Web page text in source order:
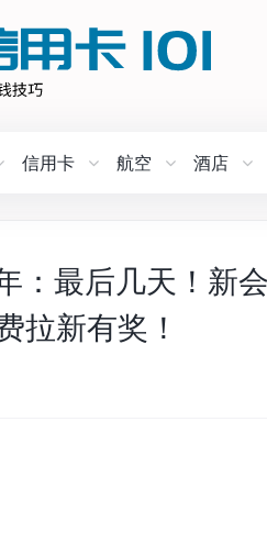
信用卡 航空 酒店
：最后几天！新
拉新有奖！